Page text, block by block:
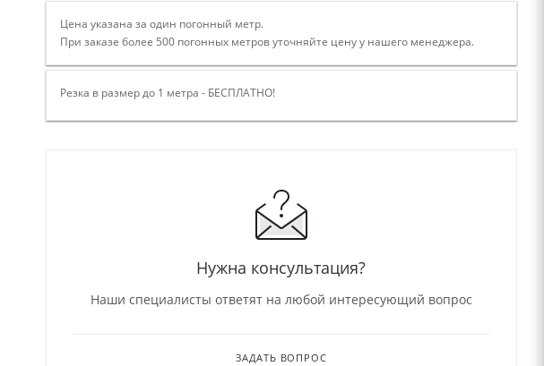
Цена указана за один погонный метр.
При заказе более 500 погонных метров уточняйте цену у нашего менеджера.
Резка в размер до 1 метра - БЕСПЛАТНО!
Нужна консультация?
Наши специалисты ответят на любой интересующий вопрос
ЗАДАТЬ ВОПРОС